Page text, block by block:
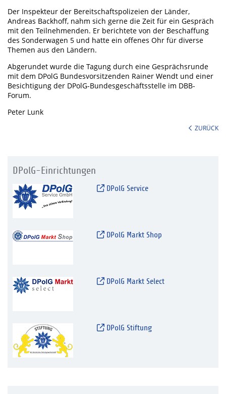
Der Inspekteur der Bereitschaftspolizeien der Länder,
Andreas Backhoff, nahm sich gerne die Zeit für ein Gespräch
mit den Teilnehmenden. Er berichtete von der Beschaffung
des Sonderwagen 5 und hatte ein offenes Ohr für diverse
Themen aus den Ländern.
Abgerundet wurde die Tagung durch eine Gesprächsrunde
mit dem DPolG Bundesvorsitzenden Rainer Wendt und einer
Besichtigung der DPolG-Bundesgeschäftsstelle im DBB-
Forum.
Peter Lunk
ZURÜCK
DPolG-Einrichtungen
DPolG Service
DPolG Markt Shop
DPolG Markt Select
DPolG Stiftung